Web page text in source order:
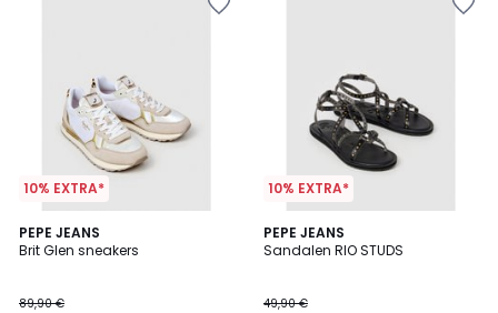
10% EXTRA*
PEPE JEANS
Brit Glen sneakers
89,90 €
2
Kleuren
10% EXTRA*
PEPE JEANS
Sandalen RIO STUDS
49,90 €